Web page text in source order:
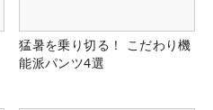
猛暑を乗り切る！ こだわり機
能派パンツ4選